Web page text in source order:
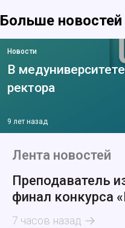
Больше новостей
Новости
В
ректора
9 лет назад
Лента новостей
Преподаватель
финал конкурса
7 часов назад